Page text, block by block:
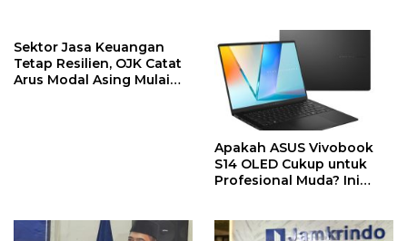
Sektor Jasa Keuangan
Tetap Resilien, OJK Catat
Arus Modal Asing Mulai
Apakah ASUS Vivobook
S14 OLED Cukup untuk
Profesional Muda? Ini